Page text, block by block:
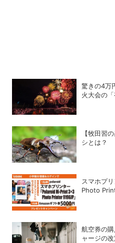
驚きの4万
火大会の「
【牧田習
シとは？
スマホプ
Photo
航空券の
ャージの